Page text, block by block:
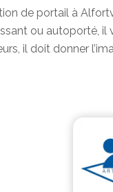
de portail à
ou autoporté,
il doit donner